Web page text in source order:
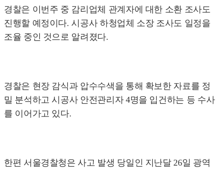
경찰은 이번주 중 감리업체 관계자에 대한 소환 조사도
진행할 예정이다. 시공사 하청업체 소장 조사도 일정을
조율 중인 것으로 알려졌다.
경찰은 현장 감식과 압수수색을 통해 확보한 자료를 정
밀 분석하고 시공사 안전관리자 4명을 입건하는 등 수사
를 이어가고 있다.
한편 서울경찰청은 사고 발생 당일인 지난달 26일 광역